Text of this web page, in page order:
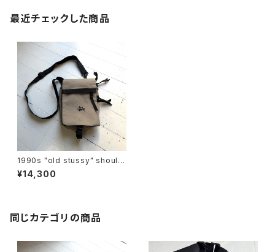
最近チェックした商品
1990s "old stussy" should
er pouch
¥14,300
同じカテゴリの商品